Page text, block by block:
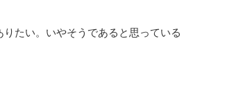
たい。いやそうであると思っている